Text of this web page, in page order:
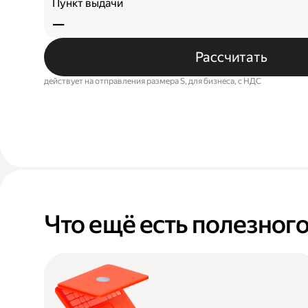
Пункт выдачи
—
Рассчитать
действует на отправления размера S, для бизнеса, c НДС
Что ещё есть